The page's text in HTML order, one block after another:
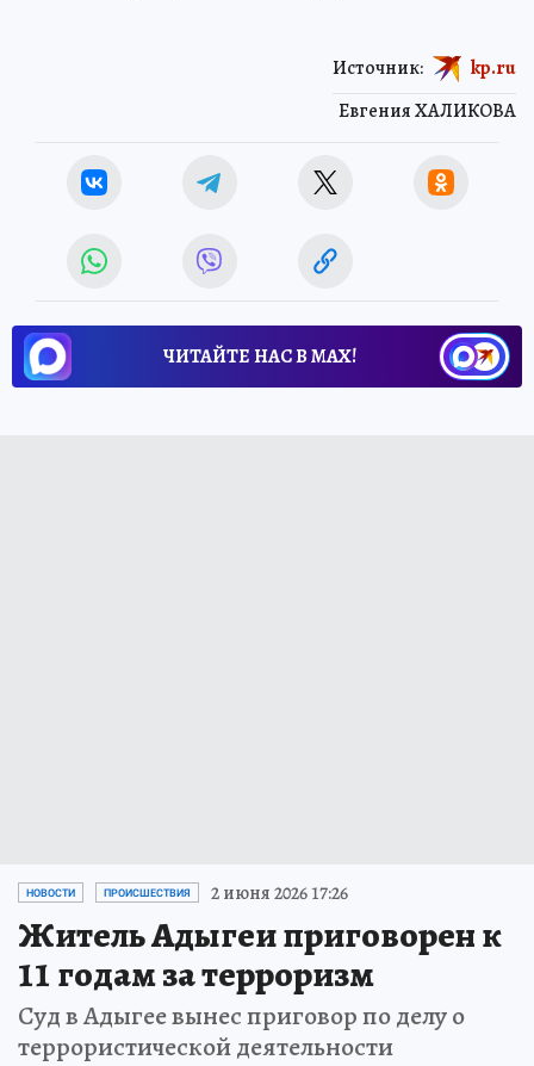
Евгения ХАЛИКОВА
Источник: kp.ru
ЧИТАЙТЕ НАС В МАХ!
НОВОСТИ ПРОИСШЕСТВИЯ 2 июня 2026 17:26
Житель Адыгеи приговорен к
11 годам за терроризм
Суд в Адыгее вынес приговор по делу о
террористической деятельности